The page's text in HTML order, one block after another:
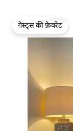
गेस्ट्स की फ़ेवरेट
गेस्ट्स की फ़ेवरेट